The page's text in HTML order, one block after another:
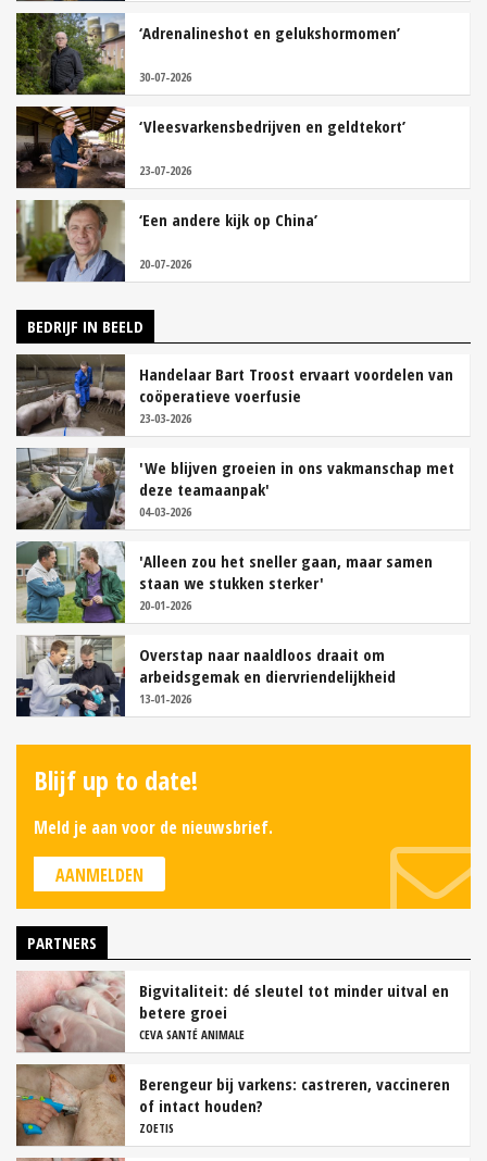
‘Adrenalineshot en gelukshormomen’
30-07-2026
‘Vleesvarkensbedrijven en geldtekort’
23-07-2026
‘Een andere kijk op China’
20-07-2026
BEDRIJF IN BEELD
Handelaar Bart Troost ervaart voordelen van
coöperatieve voerfusie
23-03-2026
'We blijven groeien in ons vakmanschap met
deze teamaanpak'
04-03-2026
'Alleen zou het sneller gaan, maar samen
staan we stukken sterker'
20-01-2026
Overstap naar naaldloos draait om
arbeidsgemak en diervriendelijkheid
13-01-2026
Blijf up to date!
Meld je aan voor de nieuwsbrief.
AANMELDEN
PARTNERS
Bigvitaliteit: dé sleutel tot minder uitval en
betere groei
CEVA SANTÉ ANIMALE
Berengeur bij varkens: castreren, vaccineren
of intact houden?
ZOETIS